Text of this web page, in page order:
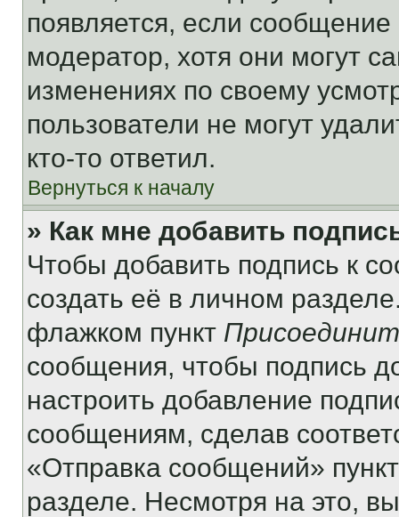
появляется, если
модератор, хотя они могут
изменениях по своему
пользователи не могут
кто-то ответил.
Вернуться к началу
» Как мне добавить
Чтобы добавить подпись к
создать её в личном
флажком пункт
сообщения, чтобы подпись
настроить добавление
сообщениям, сделав
«Отправка сообщений»
разделе. Несмотря на это,